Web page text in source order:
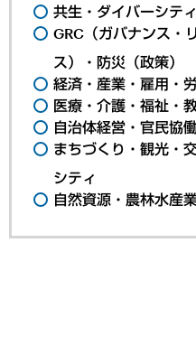
共生・ダイバーシティ
GRC（ガバナンス・
ス）・防災（政策）
経済・産業・雇用・
医療・介護・福祉・
自治体経営・官民協
まちづくり・観光・
シティ
自然資源・農林水産